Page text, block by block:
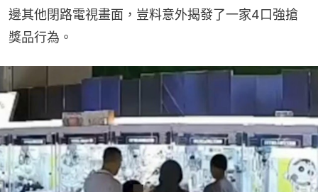
邊其他閉路電視畫面，豈料意外揭發了一家4口強搶
獎品行為。